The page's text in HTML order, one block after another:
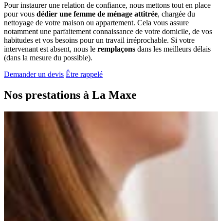
Pour instaurer une relation de confiance, nous mettons tout en place
pour vous dédier une femme de ménage attitrée, chargée du
nettoyage de votre maison ou appartement. Cela vous assure
notamment une parfaitement connaissance de votre domicile, de vos
habitudes et vos besoins pour un travail irréprochable. Si votre
intervenant est absent, nous le remplaçons dans les meilleurs délais
(dans la mesure du possible).
Demander un devis Être rappelé
Nos prestations à La Maxe